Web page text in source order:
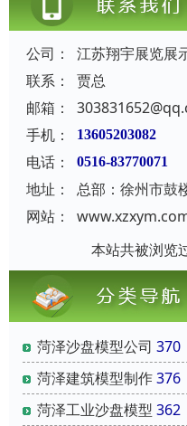
公司：
江苏翔宇展览展
联系：
贾总
邮箱：
手机：
13605203082
电话： 0516-83770071
地址：
总部：徐州市鼓
网站：
本站共被浏览
菏泽沙盘模型公司 370
菏泽建筑模型制作376
菏泽工业沙盘模型 362